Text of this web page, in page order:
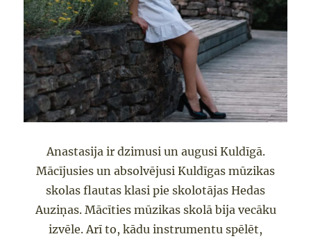
Anastasijair dzimusi un augusi Kuldīgā.
Mācījusies un absolvējusi Kuldīgas mūzikas
skolas flautas klasi pie skolotājas Hedas
Auziņas. Mācīties mūzikas skolā bija vecāku
izvēle. Arī to, kādu instrumentu spēlēt,